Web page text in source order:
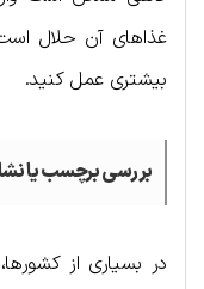
غذاهای آن حلال
بیشتری عمل کنید.
بررسی برچسب یا
در بسیاری از